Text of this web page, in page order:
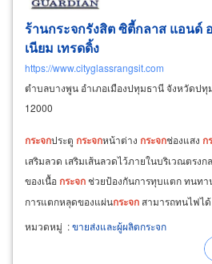
ร้านกระจกรังสิต ซิตี้กลาส แอนด์
เนียม เทรดดิ้ง
https://www.cityglassrangsit.com
ตำบลบางพูน อำเภอเมืองปทุมธานี จังหวัดปทุ
12000
กระจกประตู กระจกหน้าต่าง กระจกช่องแสง ก
เสริมลวด เสริมเส้นลวดไว้ภายในบริเวณตรงก
ของเนื้อ กระจกช่วยป้องกันการทุบแตก ทนทา
การแตกหลุดของแผ่นกระจก สามารถทนไฟไ
ชั่วโมง ติดตั้งง่ายเหมือนกระจกทั่วไป มีทั้งชนิด
ก
หมวดหมู่ :ขายส่งและผู้ผลิตกระจก